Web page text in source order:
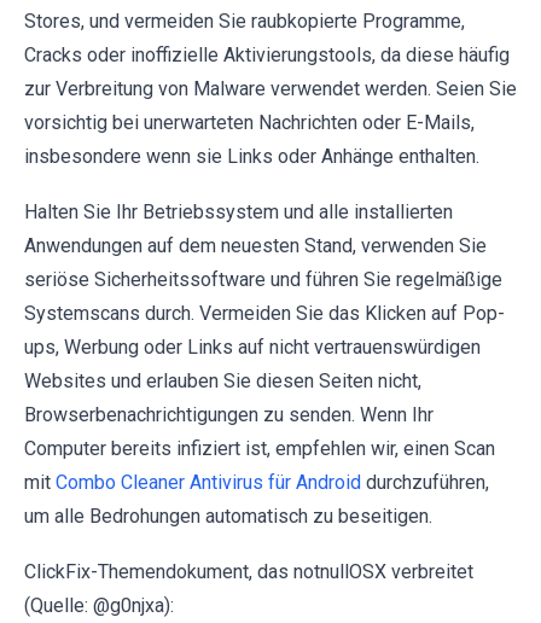
Stores, und vermeiden Sie raubkopierte Programme,
Cracks oder inoffizielle Aktivierungstools, da diese häufig
zur Verbreitung von Malware verwendet werden. Seien Sie
vorsichtig bei unerwarteten Nachrichten oder E-Mails,
insbesondere wenn sie Links oder Anhänge enthalten.
Halten Sie Ihr Betriebssystem und alle installierten
Anwendungen auf dem neuesten Stand, verwenden Sie
seriöse Sicherheitssoftware und führen Sie regelmäßige
Systemscans durch. Vermeiden Sie das Klicken auf Pop-
ups, Werbung oder Links auf nicht vertrauenswürdigen
Websites und erlauben Sie diesen Seiten nicht,
Browserbenachrichtigungen zu senden. Wenn Ihr
Computer bereits infiziert ist, empfehlen wir, einen Scan
mit Combo Cleaner Antivirus für Android durchzuführen,
um alle Bedrohungen automatisch zu beseitigen.
ClickFix-Themendokument, das notnullOSX verbreitet
(Quelle: @g0njxa):